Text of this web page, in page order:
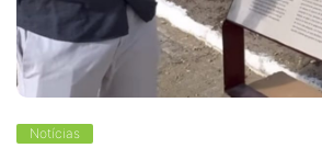
Notícias